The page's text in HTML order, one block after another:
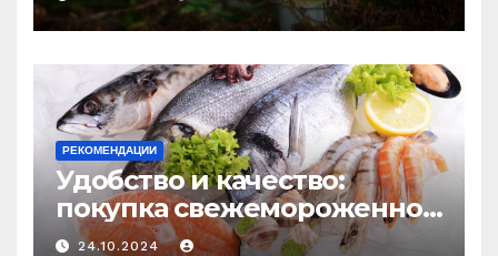
РЕКОМЕНДАЦИИ
Удобство и качество:
покупка свежемороженной
рыбы онлайн
24.10.2024